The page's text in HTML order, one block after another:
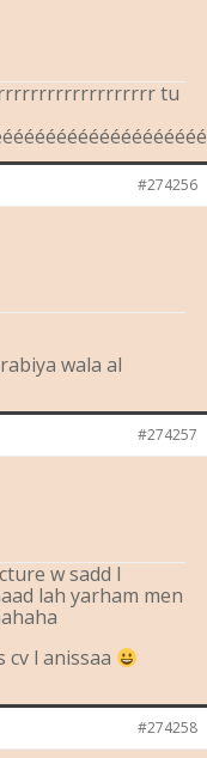
tu
#274256
wala al
#274257
w sadd l
lah yarham men
l anissaa
#274258